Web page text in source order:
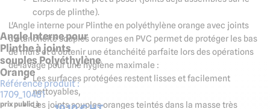
Angle Interne pour
Plinthe à joints
souples Polyéthylène
Orange
Référence produit :
1709_10481
prix public à
corps de plinthe).
L'Angle interne pour Plinthe en polyéthylène orange avec joints
d'étanchéité souples oranges en PVC permet de protéger les bas
de murs et d'obtenir une étanchéité parfaite lors des opérations
de lavage pour une hygiène maximale :
Les surfaces protégées restent lisses et facilement
nettoyables,
​​​Les joints souples oranges teintés dans la masse très